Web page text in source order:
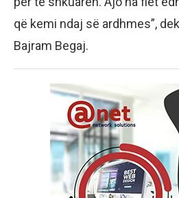
që kemi ndaj së ardhmes”,
Bajram Begaj.